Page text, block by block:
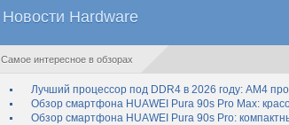
Новости Hardware
Самое интересное в обзорах
Лучший процессор под DDR4 в 2026 году: AM4
Обзор смартфона HUAWEI Pura 90s Pro Max:
Обзор смартфона HUAWEI Pura 90s Pro: